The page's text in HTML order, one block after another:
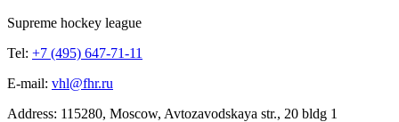
Supreme hockey league
Tel: +7 (495) 647-71-11
E-mail: vhl@fhr.ru
Address: 115280, Moscow, Avtozavodskaya str., 20 bldg 1